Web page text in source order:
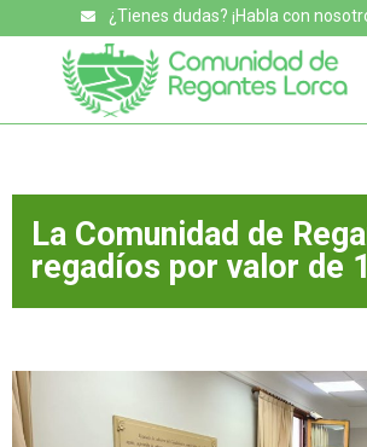
¿Tienes dudas? ¡Habla con
La Comunidad de
regadíos por valor de